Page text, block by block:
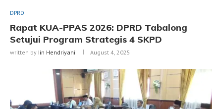
DPRD
Rapat KUA-PPAS 2026: DPRD Tabalong
Setujui Program Strategis 4 SKPD
written by Iin Hendriyani August 4, 2025